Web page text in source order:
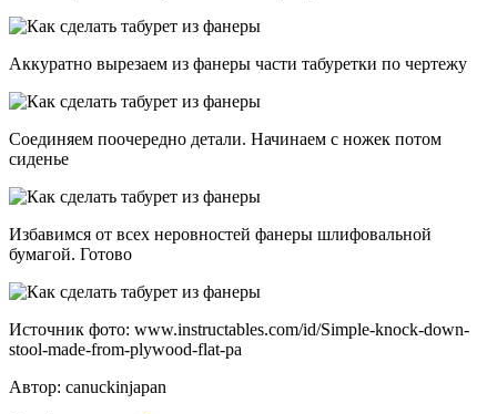
Аккуратно вырезаем из фанеры части табуретки по чертежу
Соединяем поочередно детали. Начинаем с ножек потом
сиденье
Избавимся от всех неровностей фанеры шлифовальной
бумагой. Готово
Источник фото: www.instructables.com/id/Simple-knock-down-
stool-made-from-plywood-flat-pa
Автор: canuckinjapan